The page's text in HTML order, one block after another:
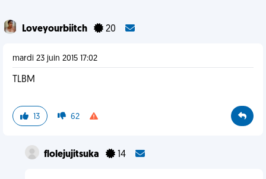
Loveyourbiitch 20
mardi 23 juin 2015 17:02
TLBM
13 62
flolejujitsuka 14